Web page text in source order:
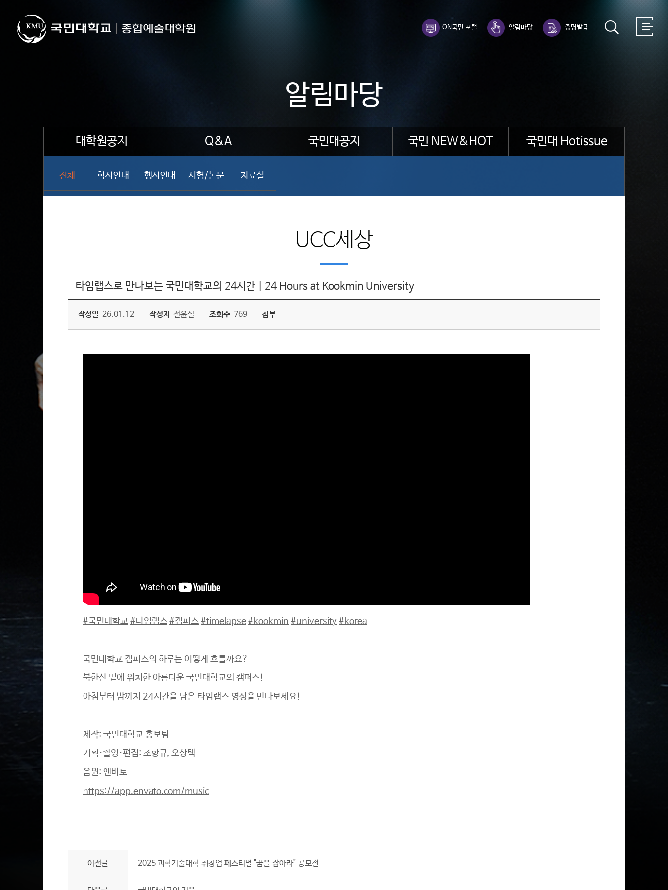
ON국민 포털 알림마당 증명발급
알림마당
대학원공지
전체 학사안내 행사안내 시험/논문 자료실
Q&A 국민대공지 국민 NEW&HOT 국민대 Hotissue
UCC세상
타임랩스로 만나보는 국민대학교의 24시간 | 24 Hours at Kookmin University
작성일 26.01.12 작성자 전윤실 조회수 769 첨부
#국민대학교 #타임랩스 #캠퍼스 #timelapse #kookmin #university #korea
국민대학교 캠퍼스의 하루는 어떻게 흐를까요?
북한산 밑에 위치한 아름다운 국민대학교의 캠퍼스!
아침부터 밤까지 24시간을 담은 타임랩스 영상을 만나보세요!
제작: 국민대학교 홍보팀
기획·촬영·편집: 조항규, 오상택
음원: 엔바토
https://app.envato.com/music
이전글 2025 과학기술대학 취창업 페스티벌 "꿈을 잡아라" 공모전